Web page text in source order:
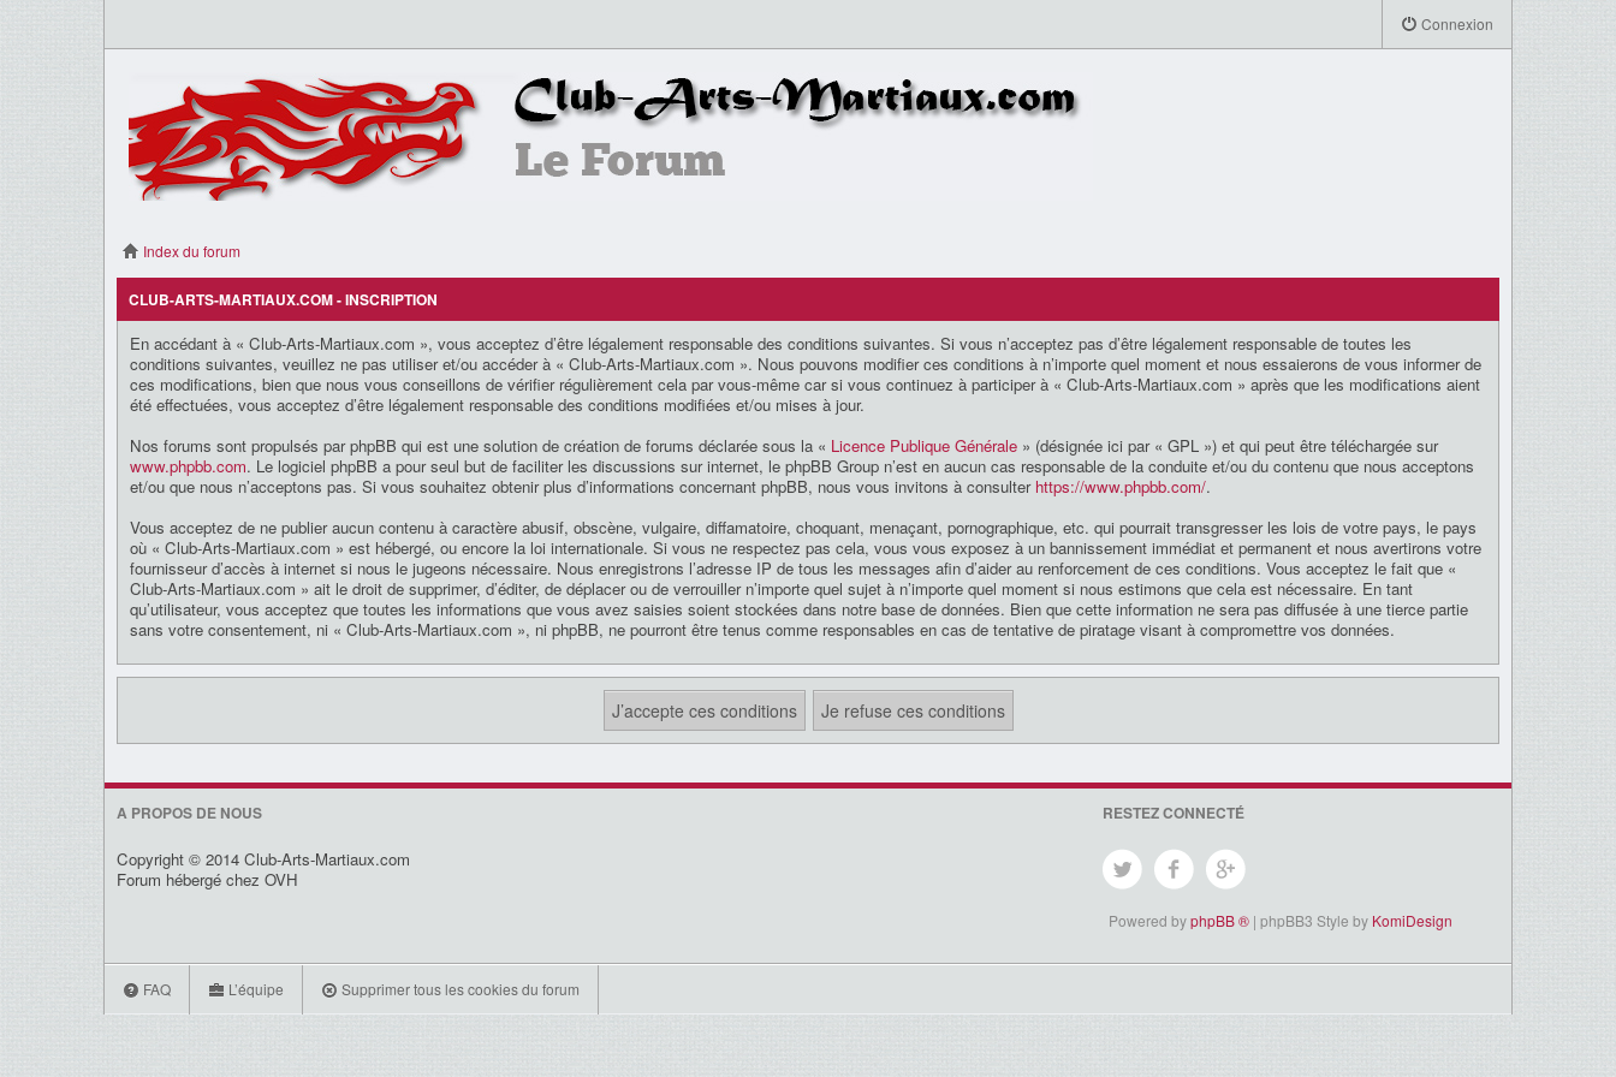
Connexion
Index du forum
CLUB-ARTS-MARTIAUX.COM - INSCRIPTION
En accédant à « Club-Arts-Martiaux.com », vous acceptez d’être légalement responsable des conditions suivantes. Si vous n’acceptez pas d’être légalement responsable de toutes les
conditions suivantes, veuillez ne pas utiliser et/ou accéder à « Club-Arts-Martiaux.com ». Nous pouvons modifier ces conditions à n’importe quel moment et nous essaierons de vous informer de
ces modifications, bien que nous vous conseillons de vérifier régulièrement cela par vous-même car si vous continuez à participer à « Club-Arts-Martiaux.com » après que les modifications aient
été effectuées, vous acceptez d’être légalement responsable des conditions modifiées et/ou mises à jour.
Nos forums sont propulsés par phpBB qui est une solution de création de forums déclarée sous la « Licence Publique Générale » (désignée ici par « GPL ») et qui peut être téléchargée sur
www.phpbb.com. Le logiciel phpBB a pour seul but de faciliter les discussions sur internet, le phpBB Group n’est en aucun cas responsable de la conduite et/ou du contenu que nous acceptons
et/ou que nous n’acceptons pas. Si vous souhaitez obtenir plus d’informations concernant phpBB, nous vous invitons à consulter https://www.phpbb.com/.
Vous acceptez de ne publier aucun contenu à caractère abusif, obscène, vulgaire, diffamatoire, choquant, menaçant, pornographique, etc. qui pourrait transgresser les lois de votre pays, le pays
où « Club-Arts-Martiaux.com » est hébergé, ou encore la loi internationale. Si vous ne respectez pas cela, vous vous exposez à un bannissement immédiat et permanent et nous avertirons votre
fournisseur d’accès à internet si nous le jugeons nécessaire. Nous enregistrons l’adresse IP de tous les messages afin d’aider au renforcement de ces conditions. Vous acceptez le fait que «
Club-Arts-Martiaux.com » ait le droit de supprimer, d’éditer, de déplacer ou de verrouiller n’importe quel sujet à n’importe quel moment si nous estimons que cela est nécessaire. En tant
qu’utilisateur, vous acceptez que toutes les informations que vous avez saisies soient stockées dans notre base de données. Bien que cette information ne sera pas diffusée à une tierce partie
sans votre consentement, ni « Club-Arts-Martiaux.com », ni phpBB, ne pourront être tenus comme responsables en cas de tentative de piratage visant à compromettre vos données.
A PROPOS DE NOUS
Copyright © 2014 Club-Arts-Martiaux.com
Forum hébergé chez OVH
RESTEZ CONNECTÉ
Powered byphpBB ® | phpBB3 Style by KomiDesign
FAQ L’équipe Supprimer tous les cookies du forum